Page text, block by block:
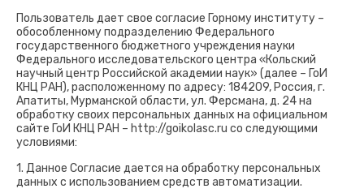
Пользователь дает свое согласие Горному институту –
обособленному подразделению Федерального
государственного бюджетного учреждения науки
Федерального исследовательского центра «Кольский
научный центр Российской академии наук» (далее – ГоИ
КНЦ РАН), расположенному по адресу: 184209, Россия, г.
Апатиты, Мурманской области, ул. Ферсмана, д. 24 на
обработку своих персональных данных на официальном
сайте ГоИ КНЦ РАН – http://goikolasc.ru со следующими
условиями:
1. Данное Согласие дается на обработку персональных
данных с использованием средств автоматизации.